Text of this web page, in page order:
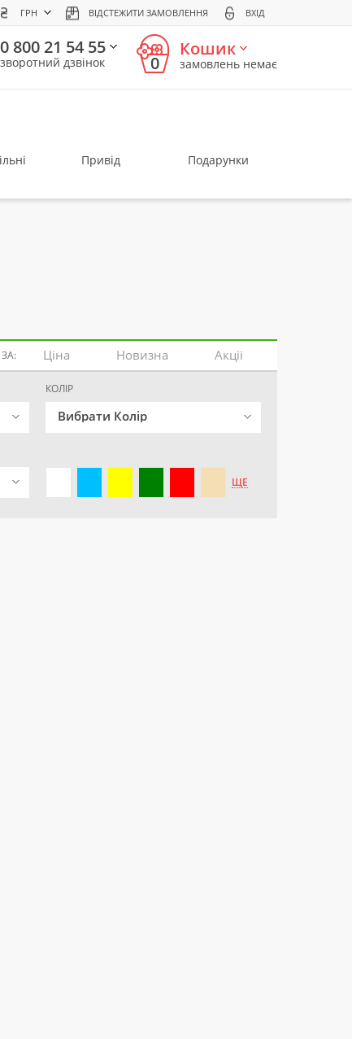
ГРН ВІДСТЕЖИТИ ЗАМОВЛЕННЯ ВХІД
0 800 21 54 55
зворотний дзвінок 0
Кошик
замовлень немає
Привід Подарунки
Ціна Новизна Акції
КОЛІР
Вибрати Колір
ЩЕ